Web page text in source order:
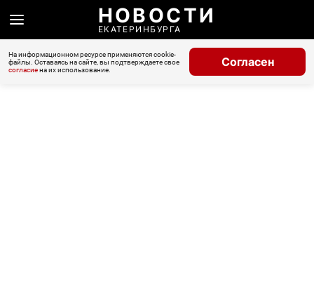
НОВОСТИ
ЕКАТЕРИНБУРГА
На информационном ресурсе применяются cookie-
файлы. Оставаясь на сайте, вы подтверждаете свое
согласиена их использование.
Согласен